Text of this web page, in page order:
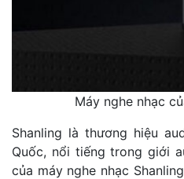
Máy nghe nhạc
Shanling là thương hiệu
Quốc, nổi tiếng trong giới
của máy nghe nhạc